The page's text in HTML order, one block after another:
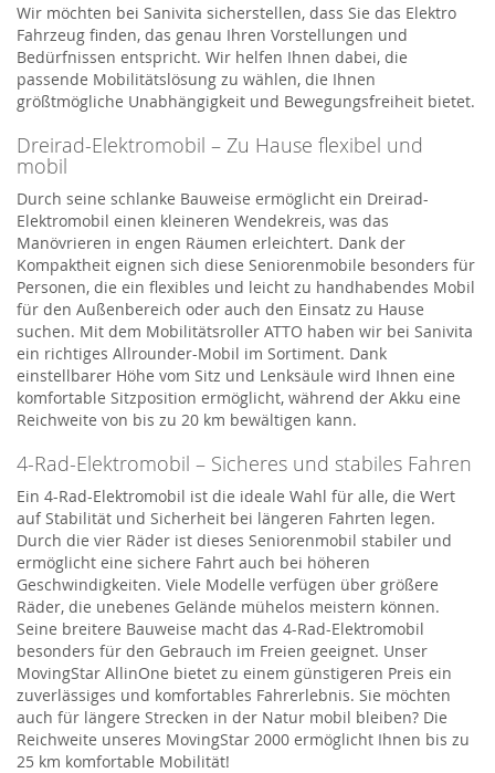
Wir möchten bei Sanivita sicherstellen, dass Sie das Elektro
Fahrzeug finden, das genau Ihren Vorstellungen und
Bedürfnissen entspricht. Wir helfen Ihnen dabei, die
passende Mobilitätslösung zu wählen, die Ihnen
größtmögliche Unabhängigkeit und Bewegungsfreiheit bietet.
Dreirad-Elektromobil – Zu Hause flexibel und
mobil
Durch seine schlanke Bauweise ermöglicht ein Dreirad-
Elektromobil einen kleineren Wendekreis, was das
Manövrieren in engen Räumen erleichtert. Dank der
Kompaktheit eignen sich diese Seniorenmobile besonders für
Personen, die ein flexibles und leicht zu handhabendes Mobil
für den Außenbereich oder auch den Einsatz zu Hause
suchen. Mit dem Mobilitätsroller ATTO haben wir bei Sanivita
ein richtiges Allrounder-Mobil im Sortiment. Dank
einstellbarer Höhe vom Sitz und Lenksäule wird Ihnen eine
komfortable Sitzposition ermöglicht, während der Akku eine
Reichweite von bis zu 20 km bewältigen kann.
4-Rad-Elektromobil – Sicheres und stabiles Fahren
Ein 4-Rad-Elektromobil ist die ideale Wahl für alle, die Wert
auf Stabilität und Sicherheit bei längeren Fahrten legen.
Durch die vier Räder ist dieses Seniorenmobil stabiler und
ermöglicht eine sichere Fahrt auch bei höheren
Geschwindigkeiten. Viele Modelle verfügen über größere
Räder, die unebenes Gelände mühelos meistern können.
Seine breitere Bauweise macht das 4-Rad-Elektromobil
besonders für den Gebrauch im Freien geeignet. Unser
MovingStar AllinOne bietet zu einem günstigeren Preis ein
zuverlässiges und komfortables Fahrerlebnis. Sie möchten
auch für längere Strecken in der Natur mobil bleiben? Die
Reichweite unseres MovingStar 2000 ermöglicht Ihnen bis zu
25 km komfortable Mobilität!